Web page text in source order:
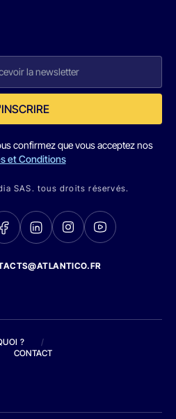
confirmez que vous acceptez nos
et Conditions
SAS. tous droits réservés.
?
/
CONTACT